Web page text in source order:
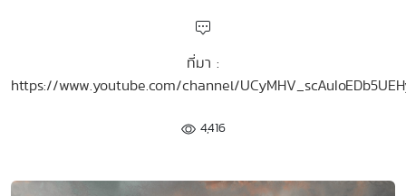
ที่มา :
https://www.youtube.com/channel/
4,416